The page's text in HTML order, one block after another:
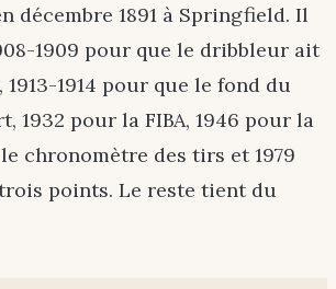
décembre 1891 à Springfield. Il
1909 pour que le dribbleur ait
1914 pour que le fond du
1932 pour la FIBA, 1946 pour la
chronomètre des tirs et 1979
points. Le reste tient du